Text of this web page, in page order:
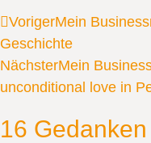
VorigerMein
Geschichte
NächsterMein
unconditional love in
16